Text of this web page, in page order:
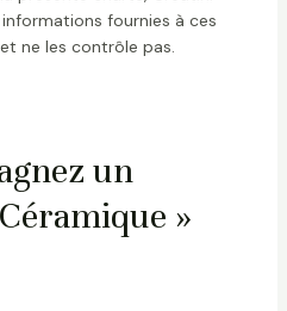
fournies à ces
ne les contrôle pas.
un
»